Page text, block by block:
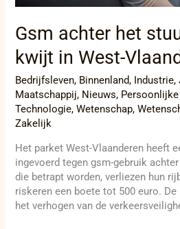
Gsm achter het
kwijt in West-
Bedrijfsleven, Binnenland, Industrie,
Maatschappij, Nieuws,
Technologie,Wetenschap,
Zakelijk
Het parket West-Vlaanderen heeft
ingevoerd tegen gsm-gebruik
die betrapt worden, verliezen hun
riskeren een boete tot 500 euro.
het verhogen van de